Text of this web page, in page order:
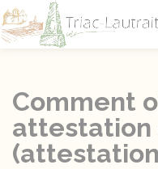
Comment
attestation